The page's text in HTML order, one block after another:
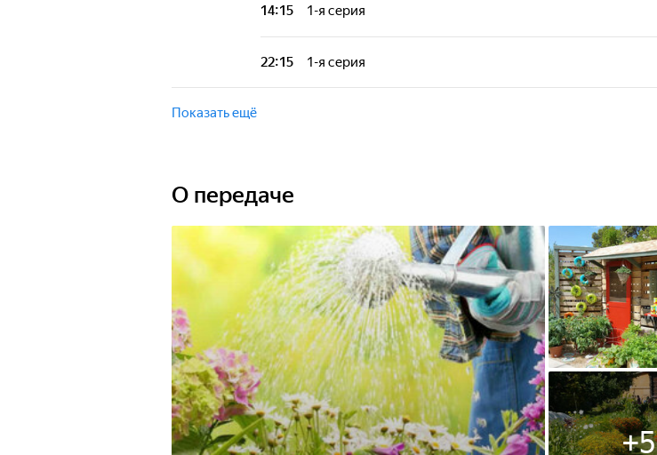
14:15 1-я серия
Передача, в которой каждый найдет для себя что-то новое и
22:15 1-я серия
Передача, в которой каждый найдет для себя что-то новое и
Показать ещё
О передаче
+5